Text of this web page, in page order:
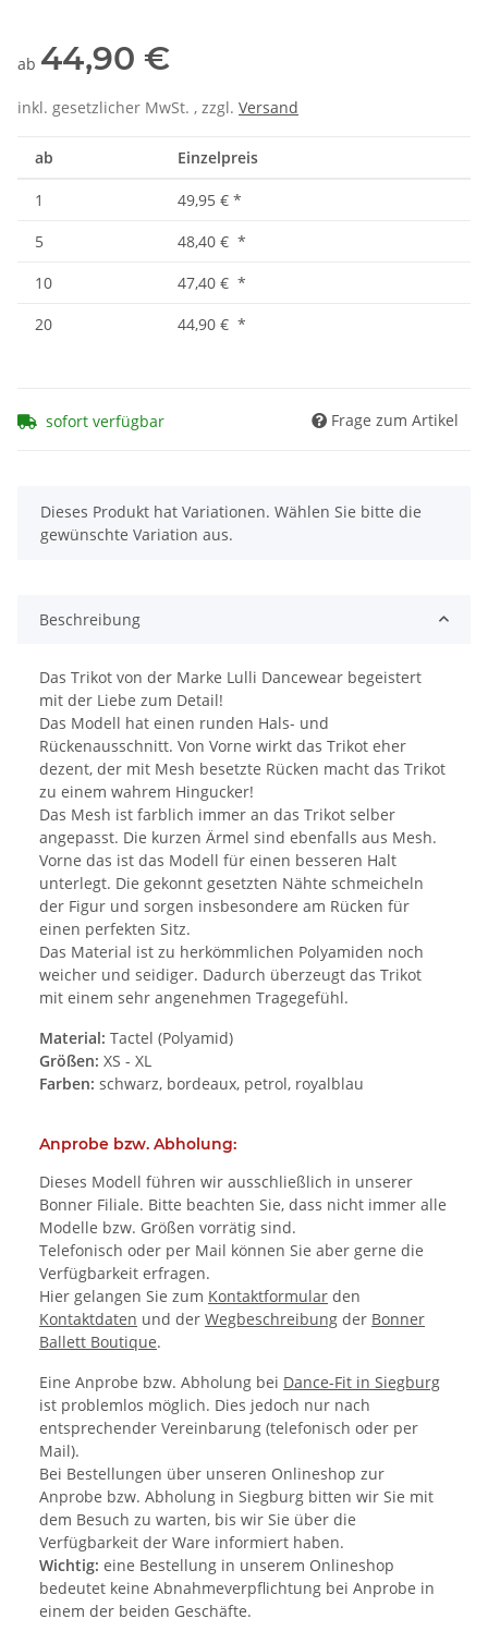
ab 44,90 €
inkl. gesetzlicher MwSt. , zzgl. Versand
ab Einzelpreis
1 49,95 € *
5
48,40 € *
10
47,40 € *
20
44,90 € *
sofort verfügbar Frage zum Artikel
x
Dieses Produkt hat Variationen. Wählen Sie bitte die
gewünschte Variation aus.
Beschreibung
Das Trikot von der Marke Lulli Dancewear begeistert
mit der Liebe zum Detail!
Das Modell hat einen runden Hals- und
Rückenausschnitt. Von Vorne wirkt das Trikot eher
dezent, der mit Mesh besetzte Rücken macht das Trikot
zu einem wahrem Hingucker!
Das Mesh ist farblich immer an das Trikot selber
angepasst. Die kurzen Ärmel sind ebenfalls aus Mesh.
Vorne das ist das Modell für einen besseren Halt
unterlegt. Die gekonnt gesetzten Nähte schmeicheln
der Figur und sorgen insbesondere am Rücken für
einen perfekten Sitz.
Das Material ist zu herkömmlichen Polyamiden noch
weicher und seidiger. Dadurch überzeugt das Trikot
mit einem sehr angenehmen Tragegefühl.
Material: Tactel (Polyamid)
Größen: XS - XL
Farben: schwarz, bordeaux, petrol, royalblau
Anprobe bzw. Abholung:
Dieses Modell führen wir ausschließlich in unserer
Bonner Filiale. Bitte beachten Sie, dass nicht immer alle
Modelle bzw. Größen vorrätig sind.
Telefonisch oder per Mail können Sie aber gerne die
Verfügbarkeit erfragen.
Hier gelangen Sie zum Kontaktformular den
Kontaktdaten und der Wegbeschreibung der Bonner
Ballett Boutique.
Eine Anprobe bzw. Abholung bei Dance-Fit in Siegburg
ist problemlos möglich. Dies jedoch nur nach
entsprechender Vereinbarung (telefonisch oder per
Mail).
Bei Bestellungen über unseren Onlineshop zur
Anprobe bzw. Abholung in Siegburg bitten wir Sie mit
dem Besuch zu warten, bis wir Sie über die
Verfügbarkeit der Ware informiert haben.
Wichtig: eine Bestellung in unserem Onlineshop
bedeutet keine Abnahmeverpflichtung bei Anprobe in
einem der beiden Geschäfte.